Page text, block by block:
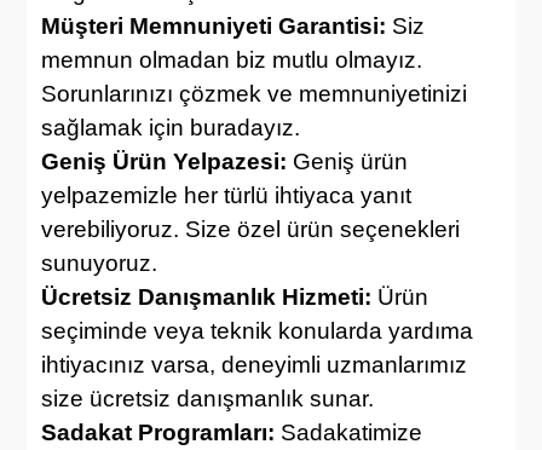
Müşteri Memnuniyeti Garantisi: Siz
memnun olmadan biz mutlu olmayız.
Sorunlarınızı çözmek ve memnuniyetinizi
sağlamak için buradayız.
Geniş Ürün Yelpazesi: Geniş ürün
yelpazemizle her türlü ihtiyaca yanıt
verebiliyoruz. Size özel ürün seçenekleri
sunuyoruz.
Ücretsiz Danışmanlık Hizmeti: Ürün
seçiminde veya teknik konularda yardıma
ihtiyacınız varsa, deneyimli uzmanlarımız
size ücretsiz danışmanlık sunar.
Sadakat Programları: Sadakatimize